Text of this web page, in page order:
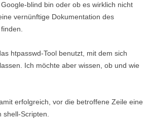
blind bin oder ob es wirklich nicht
vernünftige Dokumentation des
htpasswd-Tool benutzt, mit dem sich
Ich möchte aber wissen, ob und wie
erfolgreich, vor die betroffene Zeile eine
Scripten.